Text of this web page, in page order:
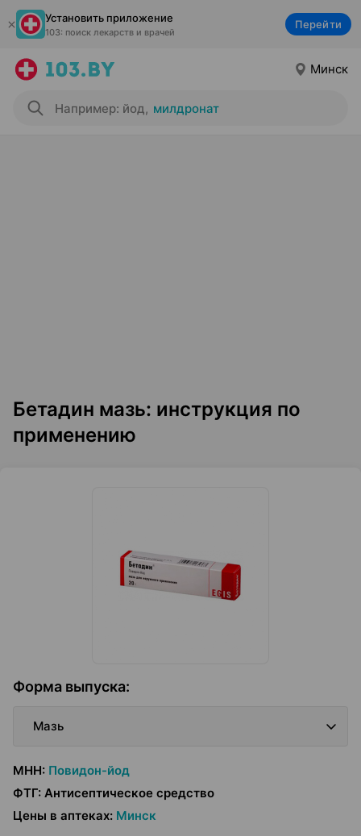
Установить приложение
103: поиск лекарств и врачей
Перейти
Минск
Например: йод, милдронат
Бетадин мазь: инструкция по
применению
Форма выпуска:
Мазь
МНН: Повидон-йод
ФТГ: Антисептическое средство
Цены в аптеках: Минск